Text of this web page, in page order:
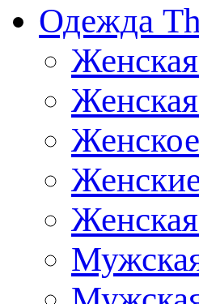
Одежда